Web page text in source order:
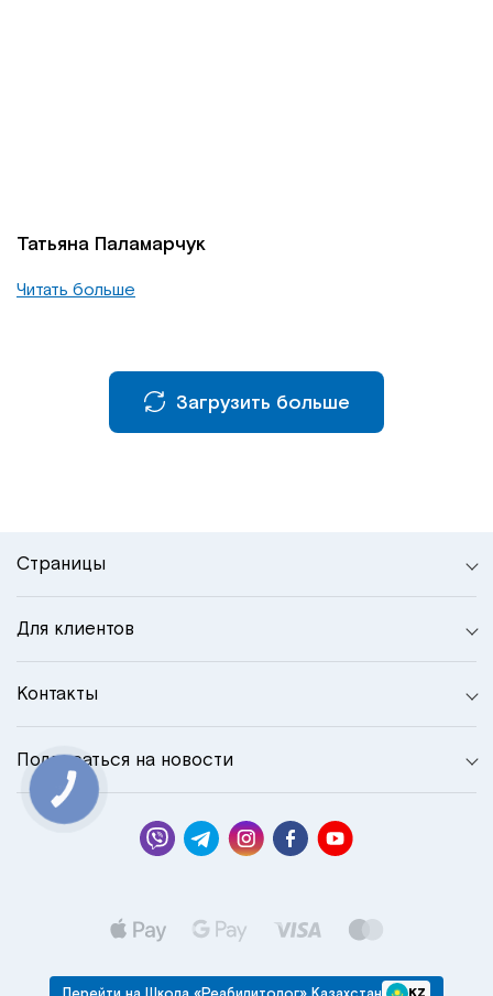
Татьяна Паламарчук
Читать больше
Загрузить больше
Страницы
Для клиентов
Контакты
Подписаться на новости
КНОПКА
СВЯЗИ